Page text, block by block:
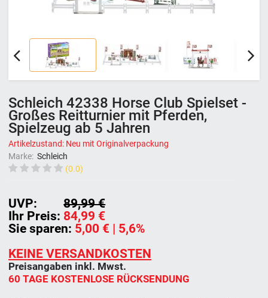
Schleich 42338 Horse Club Spielset -
Großes Reitturnier mit Pferden,
Spielzeug ab 5 Jahren
Artikelzustand: Neu mit Originalverpackung
Marke: Schleich
(0.0)
Ihr Preis: 84,99 €
UVP:
89,99 €
Sie sparen: 5,00 € | 5,6%
KEINE VERSANDKOSTEN
Preisangaben inkl. Mwst.
60 TAGE KOSTENLOSE RÜCKSENDUNG